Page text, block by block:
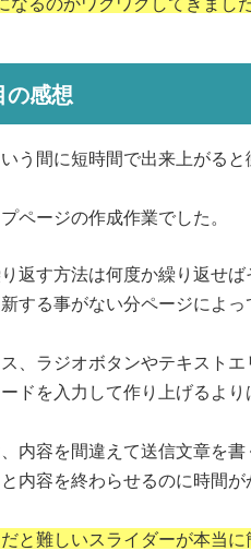
の感想
う間に短時間で出来上がると
ページの作成作業でした。
返す方法は何度か繰り返せ
する事がない分ページによ
、ラジオボタンやテキスト
ドを入力して作り上げるよ
内容を間違えて送信文章を
内容を終わらせるのに時間が
と難しいスライダーが本当に